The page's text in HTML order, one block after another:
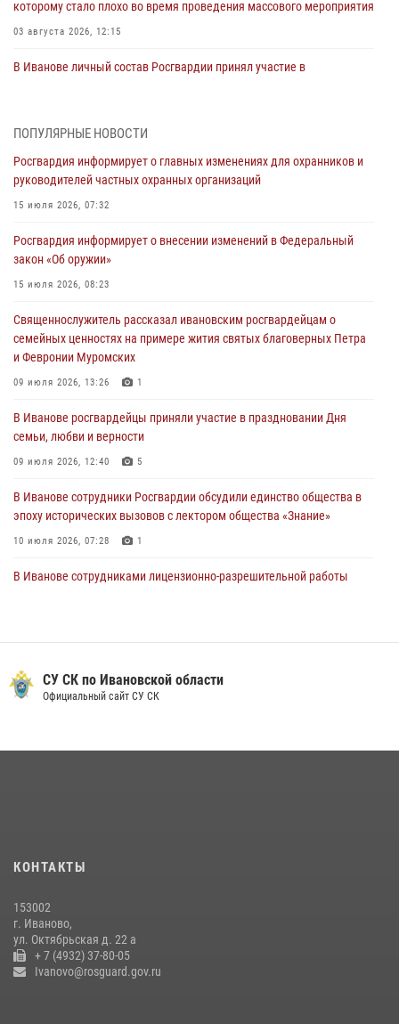
которому стало плохо во время проведения массового мероприятия
03 августа 2026, 12:15
В Иванове личный состав Росгвардии принял участие в
02 августа 2026, 11:46 13
Мероприятия в рамках акции «Каникулы с Росгвардией»
продолжаются в Ивановской области
31 июля 2026, 11:08
В Ивановской области при содействии Росгвардии задержаны
подозреваемые в серии автомобильных краж
30 июля 2026, 12:41
Росгвардейцы Иванова приняли участие в богослужении в честь
празднования Дня Крещения Руси
28 июля 2026, 08:57
Росгвардии для ивановской молодежи
27 июля 2026, 14:10
ПОПУЛЯРНЫЕ НОВОСТИ
Росгвардия информирует о главных изменениях для охранников и
руководителей частных охранных организаций
15 июля 2026, 07:32
Росгвардия информирует о внесении изменений в Федеральный
закон «Об оружии»
15 июля 2026, 08:23
Священнослужитель рассказал ивановским росгвардейцам о
семейных ценностях на примере жития святых благоверных Петра
и Февронии Муромских
09 июля 2026, 13:26 1
В Иванове росгвардейцы приняли участие в праздновании Дня
семьи, любви и верности
09 июля 2026, 12:40 5
В Иванове сотрудники Росгвардии обсудили единство общества в
эпоху исторических вызовов с лектором общества «Знание»
10 июля 2026, 07:28 1
В Иванове сотрудниками лицензионно-разрешительной работы
более 250 единиц оружия
08 июля 2026, 09:39
схожий с гранатой
15 июля 2026, 13:03
СУ СК по Ивановской области
Официальный сайт СУ СК
КОНТАКТЫ
153002
г. Иваново,
ул. Октябрьская д. 22 а
+ 7 (4932) 37-80-05
Ivanovo@rosguard.gov.ru